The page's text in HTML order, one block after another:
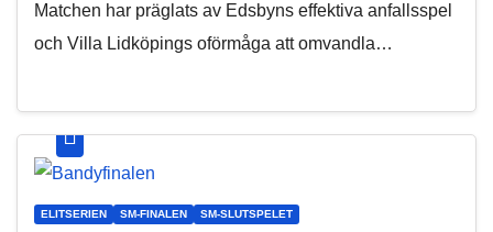
Matchen har präglats av Edsbyns effektiva anfallsspel
och Villa Lidköpings oförmåga att omvandla…
ELITSERIEN SM-FINALEN SM-SLUTSPELET